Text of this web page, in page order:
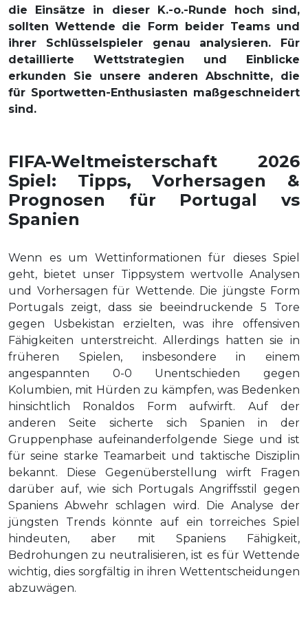
die Einsätze in dieser K.-o.-Runde hoch sind,
sollten Wettende die Form beider Teams und
ihrer Schlüsselspieler genau analysieren. Für
detaillierte Wettstrategien und Einblicke
erkunden Sie unsere anderen Abschnitte, die
für Sportwetten-Enthusiasten maßgeschneidert
sind.
FIFA-Weltmeisterschaft 2026
Spiel: Tipps, Vorhersagen &
Prognosen für Portugal vs
Spanien
Wenn es um Wettinformationen für dieses Spiel
geht, bietet unser Tippsystem wertvolle Analysen
und Vorhersagen für Wettende. Die jüngste Form
Portugals zeigt, dass sie beeindruckende 5 Tore
gegen Usbekistan erzielten, was ihre offensiven
Fähigkeiten unterstreicht. Allerdings hatten sie in
früheren Spielen, insbesondere in einem
angespannten 0-0 Unentschieden gegen
Kolumbien, mit Hürden zu kämpfen, was Bedenken
hinsichtlich Ronaldos Form aufwirft. Auf der
anderen Seite sicherte sich Spanien in der
Gruppenphase aufeinanderfolgende Siege und ist
für seine starke Teamarbeit und taktische Disziplin
bekannt. Diese Gegenüberstellung wirft Fragen
darüber auf, wie sich Portugals Angriffsstil gegen
Spaniens Abwehr schlagen wird. Die Analyse der
jüngsten Trends könnte auf ein torreiches Spiel
hindeuten, aber mit Spaniens Fähigkeit,
Bedrohungen zu neutralisieren, ist es für Wettende
wichtig, dies sorgfältig in ihren Wettentscheidungen
abzuwägen.